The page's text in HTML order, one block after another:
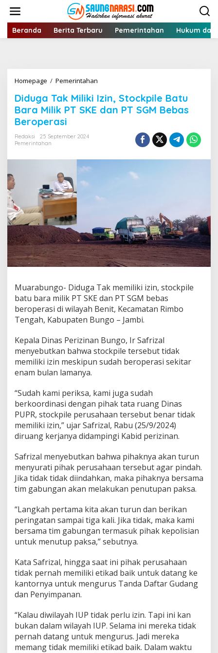
konten
Beranda Berita Terbaru Pemerintahan Hukum
Homepage / Pemerintahan
Miliki
Izin,
Stockpile
SKE
Bebas
Diduga Tak Miliki Izin, Stockpile Batu
Bara Milik PT SKE dan PT SGM Bebas
Beroperasi
Redaksi
25 September 2024
Pemerintahan
Muarabungo- Diduga Tak memiliki izin, stockpile
batu bara milik PT SKE dan PT SGM bebas
beroperasi di wilayah Benit, Kecamatan Rimbo
Tengah, Kabupaten Bungo – Jambi.
Kepala Dinas Perizinan Bungo, Ir Safrizal
menyebutkan bahwa stockpile tersebut tidak
memiliki izin meskipun sudah beroperasi sekitar
enam bulan lamanya.
“Sudah kami periksa, kami juga sudah
berkoordinasi dengan pihak tata ruang Dinas
PUPR, stockpile perusahaan tersebut benar tidak
memiliki izin,” ujar Safrizal, Rabu (25/9/2024)
diruang kerjanya didampingi Kabid perizinan.
Safrizal menyebutkan bahwa pihaknya akan turun
menyurati pihak perusahaan tersebut agar pindah.
Jika tidak tidak diindahkan, maka pihaknya bersama
tim gabungan akan melakukan penutupan paksa.
“Langkah pertama kita akan turun dan berikan
peringatan sampai tiga kali. Jika tidak, maka kami
bersama tim gabungan termasuk pihak kepolisian
untuk menutup paksa,” sebutnya.
Kata Safrizal, hingga saat ini pihak perusahaan
tidak pernah memiliki etikad baik untuk datang ke
kantornya untuk mengurus Tanda Daftar Gudang
dan Penyimpanan.
“Kalau diwilayah IUP tidak perlu izin. Tapi ini kan
bukan dalam wilayah IUP. Selama ini mereka tidak
pernah datang untuk mengurus. Jadi mereka
memang tidak memiliki etikad baik. Dalam waktu